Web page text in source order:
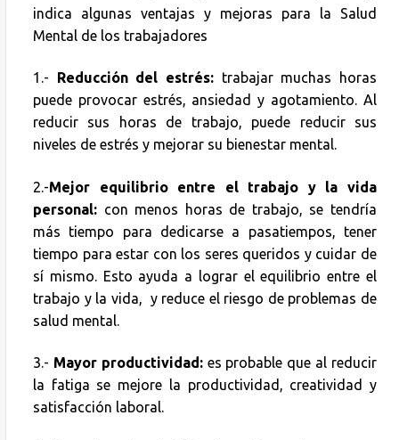
indica algunas ventajas y mejoras para la Salud
Mental de los trabajadores
1.- Reducción del estrés: trabajar muchas horas
puede provocar estrés, ansiedad y agotamiento. Al
reducir sus horas de trabajo, puede reducir sus
niveles de estrés y mejorar su bienestar mental.
2.-Mejor equilibrio entre el trabajo y la vida
personal: con menos horas de trabajo, se tendría
más tiempo para dedicarse a pasatiempos, tener
tiempo para estar con los seres queridos y cuidar de
sí mismo. Esto ayuda a lograr el equilibrio entre el
trabajo y la vida, y reduce el riesgo de problemas de
salud mental.
3.- Mayor productividad: es probable que al reducir
la fatiga se mejore la productividad, creatividad y
satisfacción laboral.